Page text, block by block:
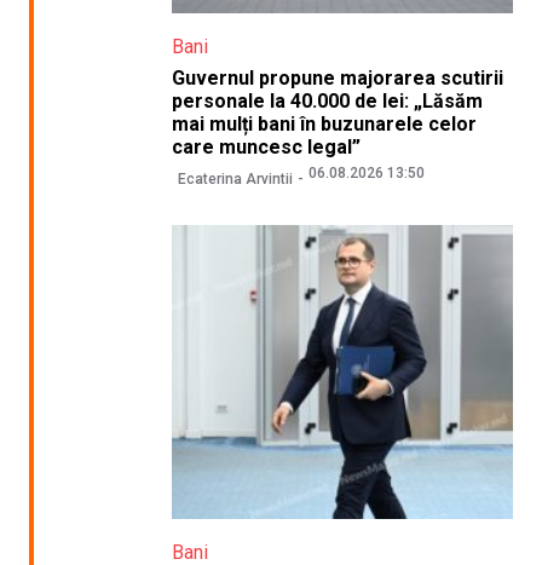
Bani
Guvernul propune majorarea scutirii
personale la 40.000 de lei: „Lăsăm
mai mulți bani în buzunarele celor
care muncesc legal”
Ecaterina Arvintii 06.08.2026 13:50
Bani